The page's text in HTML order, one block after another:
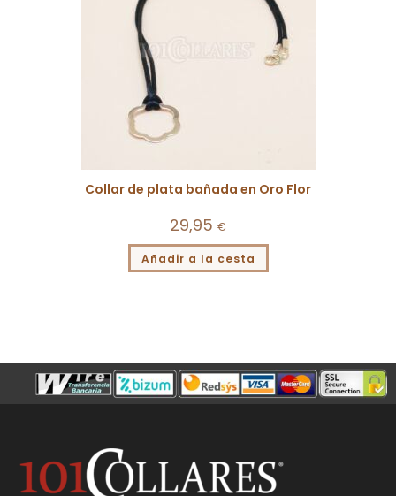
Collar de plata bañada en Oro Flor
29,95 €
Añadir a la cesta